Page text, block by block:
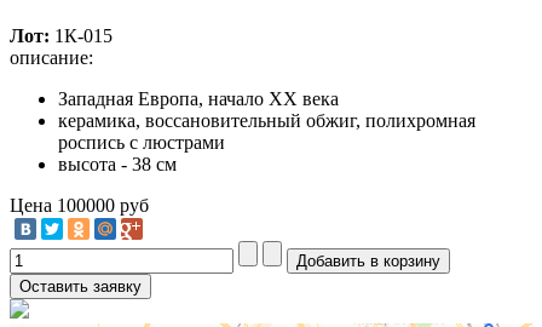
Лот: 1К-015
описание:
Западная Европа, начало XX века
керамика, воссановительный обжиг, полихромная
роспись с люстрами
высота - 38 см
Цена 100000 руб